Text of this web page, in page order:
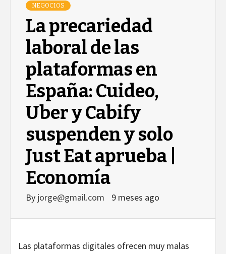
NEGOCIOS
La precariedad
laboral de las
plataformas en
España: Cuideo,
Uber y Cabify
suspenden y solo
Just Eat aprueba |
Economía
By jorge@gmail.com 9 meses ago
Las plataformas digitales ofrecen muy malas